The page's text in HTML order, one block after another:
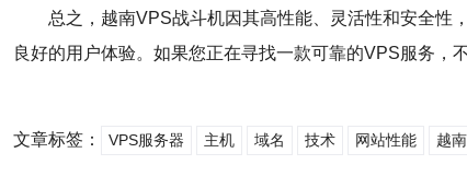
总之，越南VPS战斗机因其高性能、灵活性和安全性
良好的用户体验。如果您正在寻找一款可靠的VPS服务，
文章标签： VPS服务器 主机 域名 技术 网站性能 越